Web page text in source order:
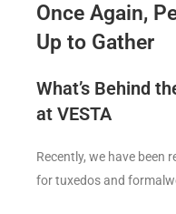
Once Again,
Up to Gather
What’s Behind
at VESTA
Recently, we have been
for tuxedos and